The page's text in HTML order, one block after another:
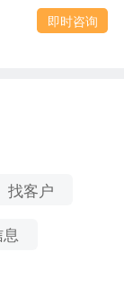
发朋友圈一
可以点
图片和公众
述，并且
即时咨询
找客户